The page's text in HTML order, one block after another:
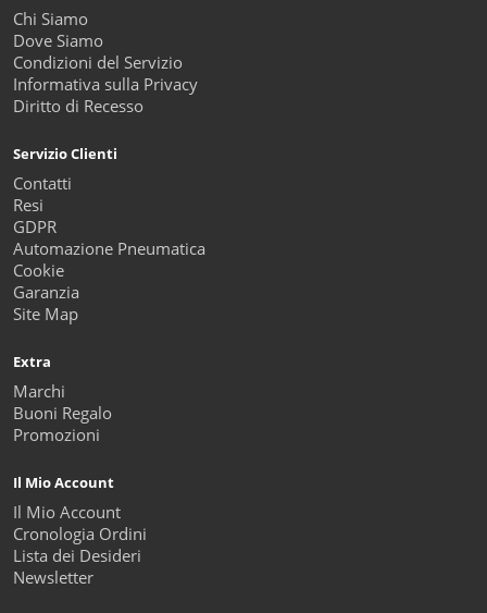
Chi Siamo
Dove Siamo
Condizioni del Servizio
Informativa sulla Privacy
Diritto di Recesso
Servizio Clienti
Contatti
Resi
GDPR
Automazione Pneumatica
Cookie
Garanzia
Site Map
Extra
Marchi
Buoni Regalo
Promozioni
Il Mio Account
Il Mio Account
Cronologia Ordini
Lista dei Desideri
Newsletter